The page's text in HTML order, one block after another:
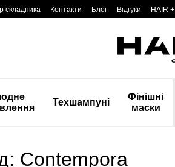
складника Контакти Блог Відгуки HAIR +
Техшампуні
Фінішні
маски
Contempora